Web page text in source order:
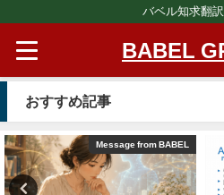
バベル知求翻
BABEL
おすすめ記事
Message from BABEL